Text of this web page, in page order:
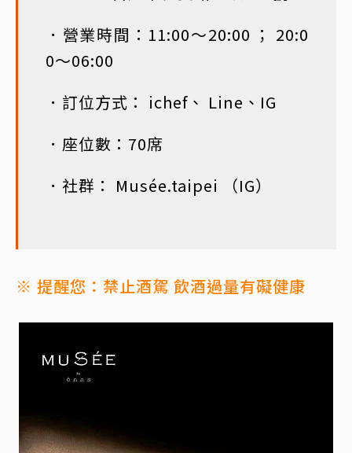
．營業時間：11:00～20:00 ； 20:0
0～06:00
．訂位方式： ichef、 Line、IG
．座位數：70席
．社群： Musée.taipei （IG）
※ 提醒您：禁止酒駕 飲酒過量有礙健康